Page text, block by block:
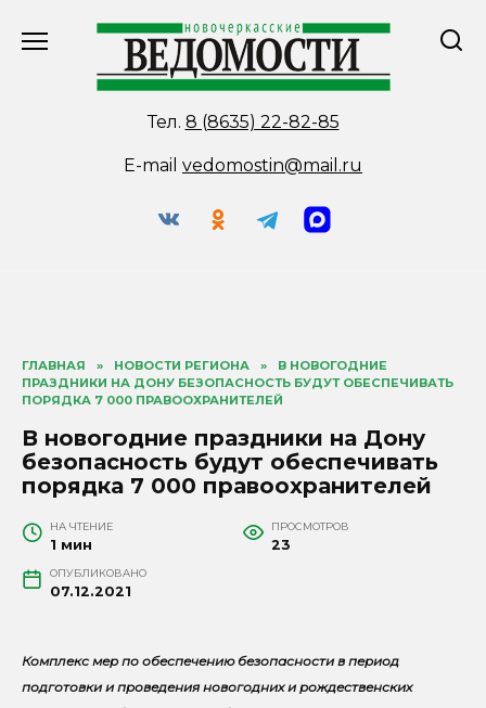
Тел. 8 (8635) 22-82-85
E-mail vedomostin@mail.ru
ГЛАВНАЯ » НОВОСТИ РЕГИОНА »
В НОВОГОДНИЕ
ПРАЗДНИКИ НА ДОНУ БЕЗОПАСНОСТЬ БУДУТ ОБЕСПЕЧИВАТЬ
ПОРЯДКА 7 000 ПРАВООХРАНИТЕЛЕЙ
В новогодние праздники на Дону
безопасность будут обеспечивать
порядка 7 000 правоохранителей
НА ЧТЕНИЕ
1 мин
ПРОСМОТРОВ
23
ОПУБЛИКОВАНО
07.12.2021
Комплекс мер по обеспечению безопасности в период
подготовки и проведения новогодних и рождественских